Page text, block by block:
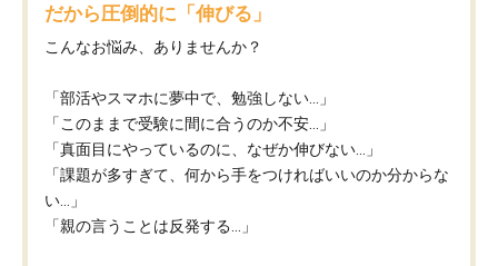
だから圧倒的に「伸びる」
こんなお悩み、ありませんか？
「部活やスマホに夢中で、勉強しない…」
「このままで受験に間に合うのか不安…」
「真面目にやっているのに、なぜか伸びない…」
「課題が多すぎて、何から手をつければいいのか分からな
い…」
「親の言うことは反発する…」